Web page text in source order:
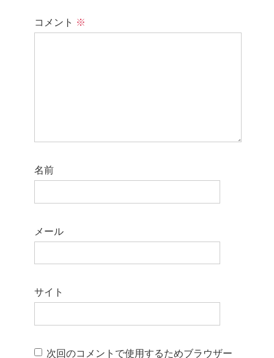
コメント ※
名前
メール
サイト
次回のコメントで使用するためブラウザー